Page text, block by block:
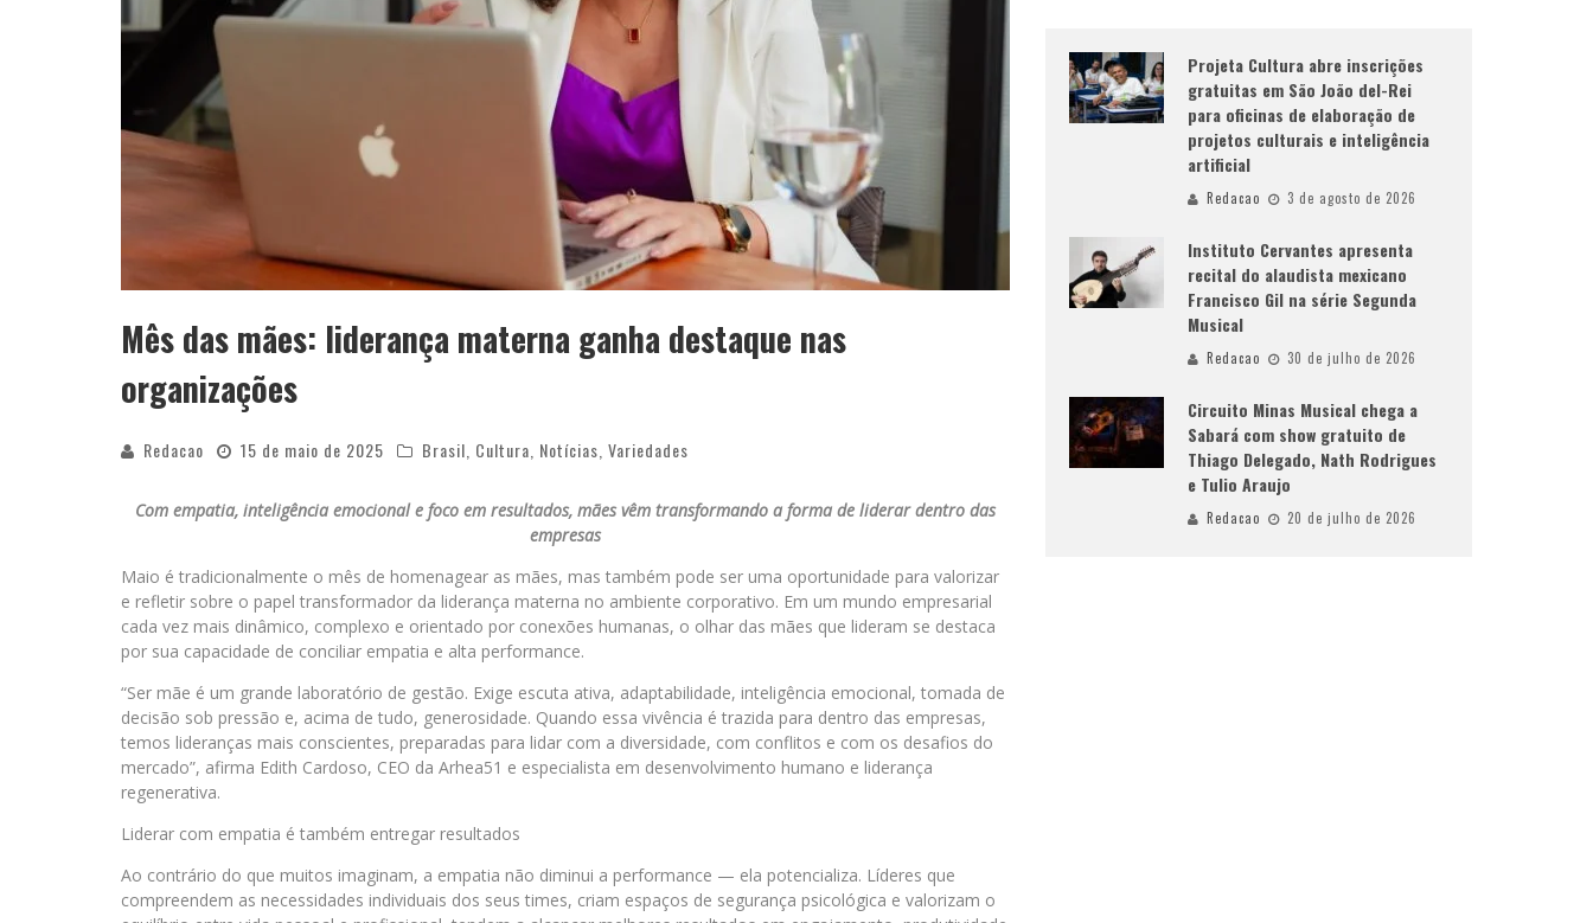
Mês das mães: liderança materna ganha destaque nas
organizações
Redacao 15 de maio de 2025 Brasil Cultura Notícias Variedades
Com empatia, inteligência emocional e foco em resultados, mães vêm transformando a forma de liderar dentro das
empresas
Maio é tradicionalmente o mês de homenagear as mães, mas também pode ser uma oportunidade para valorizar
e refletir sobre o papel transformador da liderança materna no ambiente corporativo. Em um mundo empresarial
cada vez mais dinâmico, complexo e orientado por conexões humanas, o olhar das mães que lideram se destaca
por sua capacidade de conciliar empatia e alta performance.
“Ser mãe é um grande laboratório de gestão. Exige escuta ativa, adaptabilidade, inteligência emocional, tomada de
decisão sob pressão e, acima de tudo, generosidade. Quando essa vivência é trazida para dentro das empresas,
temos lideranças mais conscientes, preparadas para lidar com a diversidade, com conflitos e com os desafios do
mercado”, afirma Edith Cardoso, CEO da Arhea51 e especialista em desenvolvimento humano e liderança
regenerativa.
Liderar com empatia é também entregar resultados
Ao contrário do que muitos imaginam, a empatia não diminui a performance — ela potencializa. Líderes que
compreendem as necessidades individuais dos seus times, criam espaços de segurança psicológica e valorizam o
Projeta Cultura abre inscrições
gratuitas em São João del-Rei
para oficinas de elaboração de
projetos culturais e inteligência
artificial
Redacao 3 de agosto de 2026
Instituto Cervantes apresenta
recital do alaudista mexicano
Francisco Gil na série Segunda
Musical
Redacao 30 de julho de 2026
Circuito Minas Musical chega a
Sabará com show gratuito de
Thiago Delegado, Nath Rodrigues
e Tulio Araujo
Redacao 20 de julho de 2026